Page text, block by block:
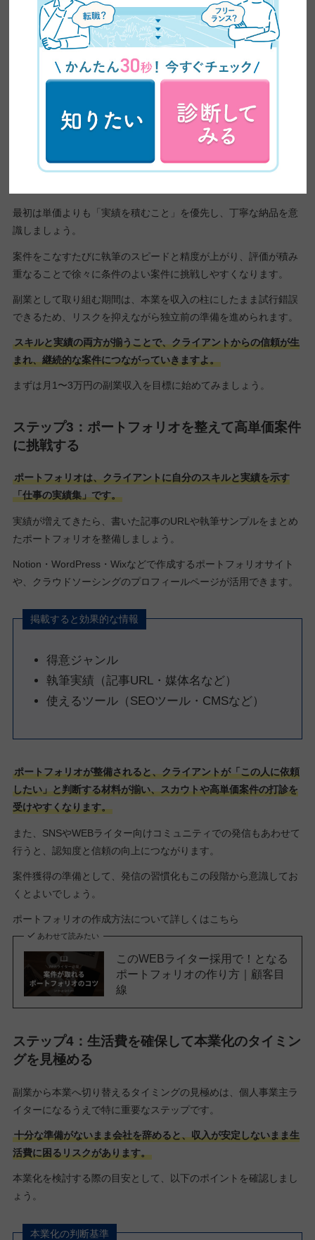
独学でWEBライターになった私が
本気でおすすめする勉強法3選
スキルの基礎を習得したら、副業として実際の案件をこなしなが
クラウドソーシングに登録し、小さな案件から応募するのが定番
最初は単価よりも「実績を積むこと」を優先し、丁寧な納品を意
識しましょう。
案件をこなすたびに執筆のスピードと精度が上がり、評価が積み
重なることで徐々に条件のよい案件に挑戦しやすくなります。
副業として取り組む期間は、本業を収入の柱にしたまま試行錯誤
できるため、リスクを抑えながら独立前の準備を進められます。
スキルと実績の両方が揃うことで、クライアントからの信頼が生
まれ、継続的な案件につながっていきますよ。
まずは月1〜3万円の副業収入を目標に始めてみましょう。
ステップ3：ポートフォリオを整えて高単価案件
に挑戦する
ポートフォリオは、クライアントに自分のスキルと実績を示す
「仕事の実績集」です。
実績が増えてきたら、書いた記事のURLや執筆サンプルをまとめ
たポートフォリオを整備しましょう。
Notion・WordPress・Wixなどで作成するポートフォリオサイト
や、クラウドソーシングのプロフィールページが活用できます。
掲載すると効果的な情報
得意ジャンル
執筆実績（記事URL・媒体名など）
使えるツール（SEOツール・CMSなど）
ポートフォリオが整備されると、クライアントが「この人に依頼
したい」と判断する材料が揃い、スカウトや高単価案件の打診を
受けやすくなります。
また、SNSやWEBライター向けコミュニティでの発信もあわせて
行うと、認知度と信頼の向上につながります。
案件獲得の準備として、発信の習慣化もこの段階から意識してお
くとよいでしょう。
ポートフォリオの作成方法について詳しくはこちら
あわせて読みたい
このWEBライター採用で！となる
ポートフォリオの作り方｜顧客目
線
ステップ4：生活費を確保して本業化のタイミン
グを見極める
副業から本業へ切り替えるタイミングの見極めは、個人事業主ラ
イターになるうえで特に重要なステップです。
十分な準備がないまま会社を辞めると、収入が安定しないまま生
活費に困るリスクがあります。
本業化を検討する際の目安として、以下のポイントを確認しまし
ょう。
本業化の判断基準